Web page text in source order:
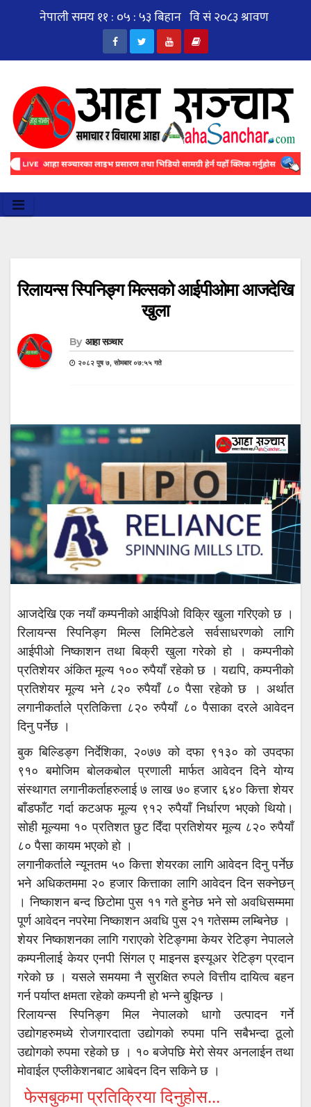
रिलायन्स स्पिनिङ्ग मिल्सको आईपीओमा आजदेखि
खुला
By आहा सञ्चार
२०८२ पुष ७, सोमबार ०७:५५ गते
आजदेखि एक नयाँ कम्पनीको आईपिओ विक्रि खुला गरिएको छ ।
रिलायन्स स्पिनिङ्ग मिल्स लिमिटेडले सर्वसाधरणको लागि
आईपीओ निष्काशन तथा बिक्री खुला गरेको हो । कम्पनीको
प्रतिशेयर अंकित मूल्य १०० रुपैयाँ रहेको छ । यद्यपि, कम्पनीको
प्रतिशेयर मूल्य भने ८२० रुपैयाँ ८० पैसा रहेको छ । अर्थात
लगानीकर्ताले प्रतिकित्ता ८२० रुपैयाँ ८० पैसाका दरले आवेदन
दिनु पर्नेछ ।
बुक बिल्डिङ्ग निर्देशिका, २०७७ को दफा ९१३० को उपदफा
९१० बमोजिम बोलकबोल प्रणाली मार्फत आवेदन दिने योग्य
संस्थागत लगानीकर्ताहरुलाई ७ लाख ७० हजार ६४० कित्ता शेयर
बाँडफाँट गर्दा कटअफ मूल्य ९१२ रुपैयाँ निर्धारण भएको थियो।
सोही मूल्यमा १० प्रतिशत छुट दिँदा प्रतिशेयर मूल्य ८२० रुपैयाँ
८० पैसा कायम भएको हो ।
लगानीकर्ताले न्यूनतम ५० कित्ता शेयरका लागि आवेदन दिनु पर्नेछ
भने अधिकतममा २० हजार कित्ताका लागि आवेदन दिन सक्नेछन्
। निष्काशन बन्द छिटोमा पुस ११ गते हुनेछ भने सो अवधिसम्ममा
पूर्ण आवेदन नपरेमा निष्काशन अवधि पुस २१ गतेसम्म लम्बिनेछ ।
शेयर निष्काशनका लागि गराएको रेटिङ्गमा केयर रेटिङ्ग नेपालले
कम्पनीलाई केयर एनपी सिंगल ए माइनस इस्यूअर रेटिङ्ग प्रदान
गरेको छ । यसले समयमा नै सुरक्षित रुपले वित्तीय दायित्व बहन
गर्न पर्याप्त क्षमता रहेको कम्पनी हो भन्ने बुझिन्छ ।
रिलायन्स स्पिनिङ्ग मिल नेपालको धागो उत्पादन गर्ने
उद्योगहरुमध्ये रोजगारदाता उद्योगको रुपमा पनि सबैभन्दा ठूलो
उद्योगको रुपमा रहेको छ । १० बजेपछि मेरो सेयर अनलाईन तथा
मोवाईल एप्लीकेशनबाट आबेदन दिन सकिने छ ।
फेसबुकमा प्रतिक्रिया दिनुहोस...